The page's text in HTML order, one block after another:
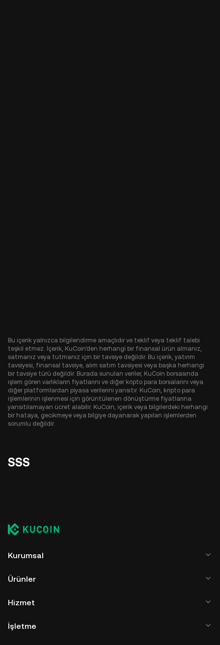
Bu içerik yalnızca bilgilendirme amaçlıdır ve teklif veya teklif talebi
teşkil etmez. İçerik, KuCoin'den herhangi bir finansal ürün almanız,
satmanız veya tutmanız için bir tavsiye değildir. Bu içerik, yatırım
tavsiyesi, finansal tavsiye, alım satım tavsiyesi veya başka herhangi
bir tavsiye türü değildir. Burada sunulan veriler, KuCoin borsasında
işlem gören varlıkların fiyatlarını ve diğer kripto para borsalarını veya
diğer platformlardan piyasa verilerini yansıtır. KuCoin, kripto para
işlemlerinin işlenmesi için görüntülenen dönüştürme fiyatlarına
yansıtılamayan ücret alabilir. KuCoin, içerik veya bilgilerdeki herhangi
bir hataya, gecikmeye veya bilgiye dayanarak yapılan işlemlerden
sorumlu değildir.
SSS
Kurumsal
Ürünler
Hizmet
İşletme